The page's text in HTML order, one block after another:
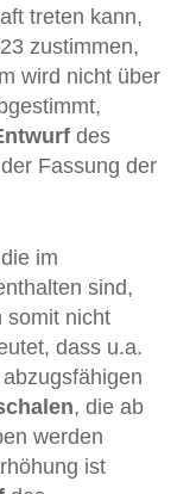
treten kann,
zustimmen,
wird nicht über
des
Fassung der
im
sind,
somit nicht
dass u.a.
, die ab
werden
ist